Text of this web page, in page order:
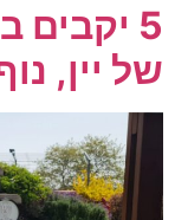
5 יקבים
של יין,